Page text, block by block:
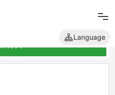
Language